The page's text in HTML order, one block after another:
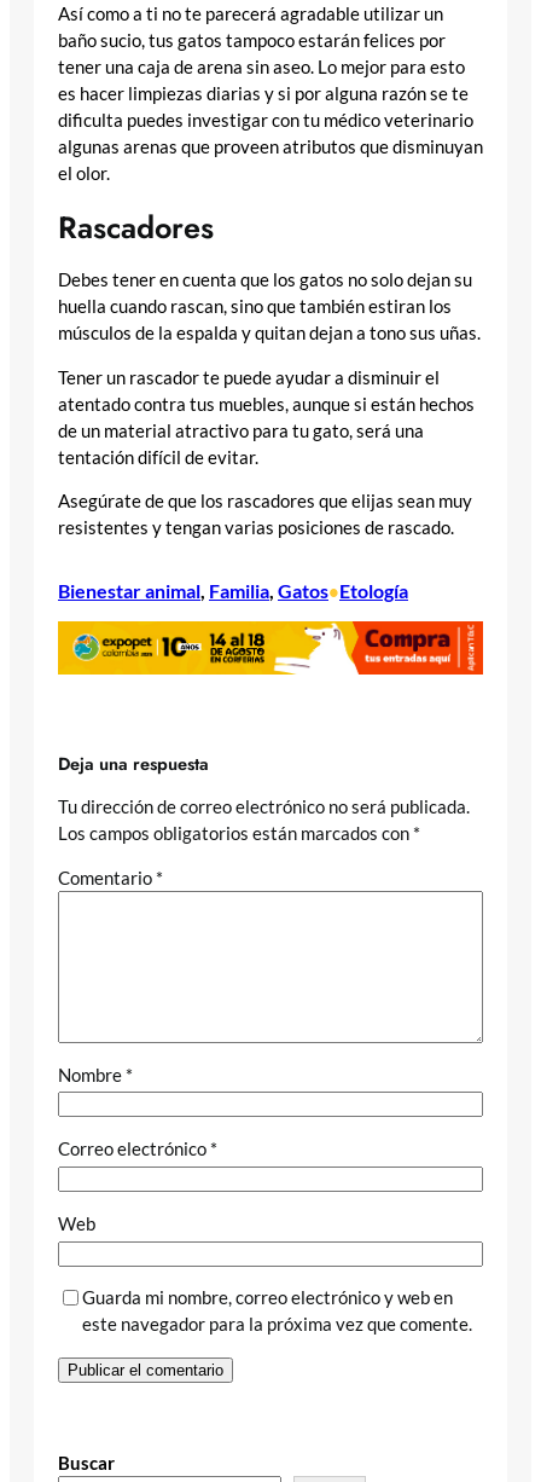
Así como a ti no te parecerá agradable utilizar un
baño sucio, tus gatos tampoco estarán felices por
tener una caja de arena sin aseo. Lo mejor para esto
es hacer limpiezas diarias y si por alguna razón se te
dificulta puedes investigar con tu médico veterinario
algunas arenas que proveen atributos que disminuyan
el olor.
Rascadores
Debes tener en cuenta que los gatos no solo dejan su
huella cuando rascan, sino que también estiran los
músculos de la espalda y quitan dejan a tono sus uñas.
Tener un rascador te puede ayudar a disminuir el
atentado contra tus muebles, aunque si están hechos
de un material atractivo para tu gato, será una
tentación difícil de evitar.
Asegúrate de que los rascadores que elijas sean muy
resistentes y tengan varias posiciones de rascado.
Bienestar animal Familia Gatos•Etología
Deja una respuesta
Tu dirección de correo electrónico no será publicada.
Los campos obligatorios están marcados con *
Comentario *
Nombre *
Correo electrónico *
Web
Guarda mi nombre, correo electrónico y web en
este navegador para la próxima vez que comente.
Buscar